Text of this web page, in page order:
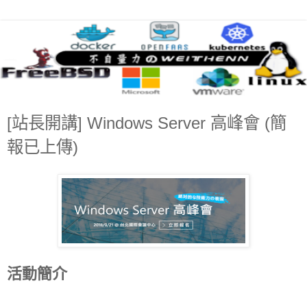
[站長開講] Windows Server 高峰會 (簡
報已上傳)
活動簡介